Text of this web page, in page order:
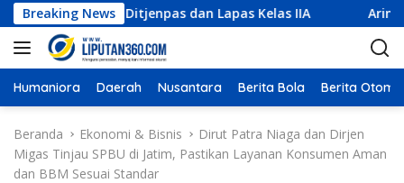
a
g
u
Breaking News
di Kanwil Ditjenpas dan Lapas Kelas IIA Arinta Nilai
Humaniora Daerah Nusantara Berita Bola Berita
Beranda Ekonomi & Bisnis
Dirut Patra Niaga dan Dirjen
Migas Tinjau SPBU di Jatim, Pastikan Layanan Konsumen Aman
dan BBM Sesuai Standar